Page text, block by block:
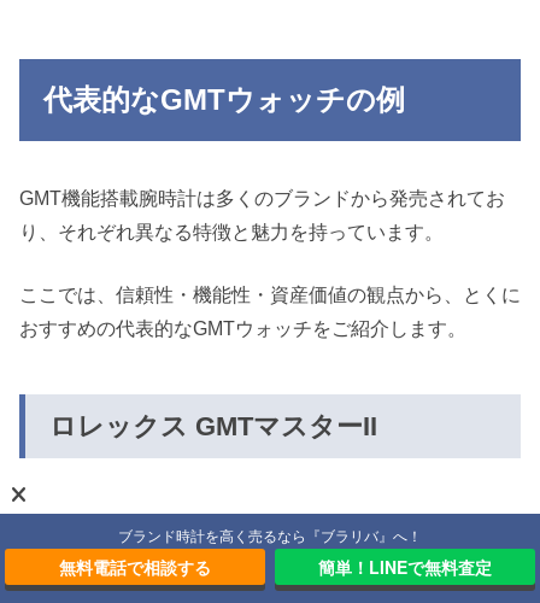
代表的なGMTウォッチの例
GMT機能搭載腕時計は多くのブランドから発売されてお
り、それぞれ異なる特徴と魅力を持っています。
ここでは、信頼性・機能性・資産価値の観点から、とくに
おすすめの代表的なGMTウォッチをご紹介します。
ロレックス GMTマスターII
ブランド時計を高く売るなら『ブラリバ』へ！
無料電話で相談する 簡単！LINEで無料査定